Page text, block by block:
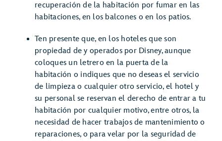
recuperación de la habitación por fumar en las
habitaciones, en los balcones o en los patios.
Ten presente que, en los hoteles que son
propiedad de y operados por Disney, aunque
coloques un letrero en la puerta de la
habitación o indiques que no deseas el servicio
de limpieza o cualquier otro servicio, el hotel y
su personal se reservan el derecho de entrar a tu
habitación por cualquier motivo, entre otros, la
necesidad de hacer trabajos de mantenimiento o
reparaciones, o para velar por la seguridad de